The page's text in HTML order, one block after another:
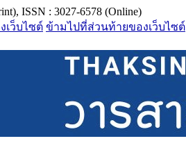
ISSN : 3027-6578 (Online)
เว็บไซต์ ข้ามไปที่ส่วนท้ายของเว็บไซต์